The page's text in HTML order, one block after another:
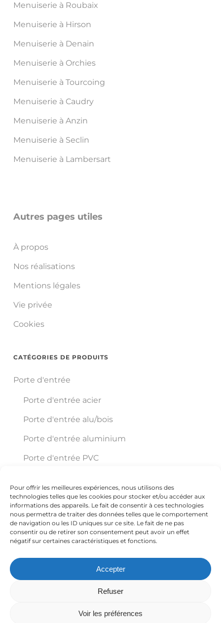
Pour offrir les meilleures expériences, nous utilisons des
technologies telles que les cookies pour stocker et/ou accéder aux
informations des appareils. Le fait de consentir à ces technologies
nous permettra de traiter des données telles que le comportement
de navigation ou les ID uniques sur ce site. Le fait de ne pas
consentir ou de retirer son consentement peut avoir un effet
négatif sur certaines caractéristiques et fonctions.
Accepter
Refuser
Voir les préférences
Menuiserie à Roubaix
Menuiserie à Hirson
Menuiserie à Denain
Menuiserie à Orchies
Menuiserie à Tourcoing
Menuiserie à Caudry
Menuiserie à Anzin
Menuiserie à Seclin
Menuiserie à Lambersart
Autres pages utiles
À propos
Nos réalisations
Mentions légales
Vie privée
Cookies
CATÉGORIES DE PRODUITS
Porte d'entrée
Porte d'entrée acier
Porte d'entrée alu/bois
Porte d'entrée aluminium
Porte d'entrée PVC
Éco Pro Habitat
150 VC ZI Trajean Chemin Delmer ZI TRAJAN
59570 Bavay
+33 3 27 67 54 59